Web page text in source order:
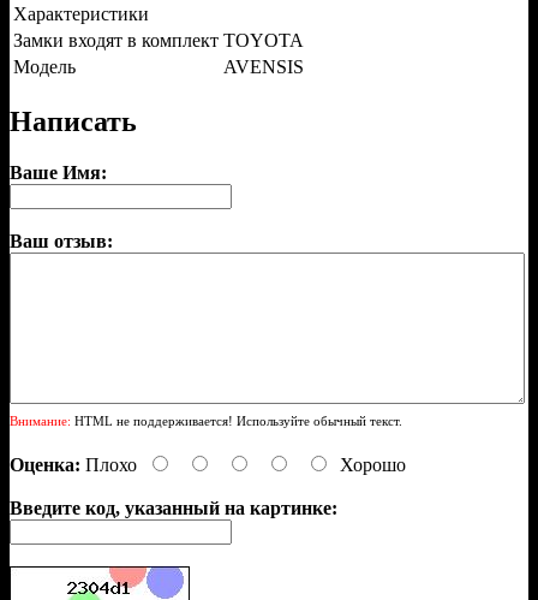
Характеристики
Замки входят в комплект TOYOTA
Модель
AVENSIS
Написать
Ваше Имя:
Ваш отзыв:
Внимание: HTML не поддерживается! Используйте обычный текст.
Оценка: Плохо Хорошо
Введите код, указанный на картинке: